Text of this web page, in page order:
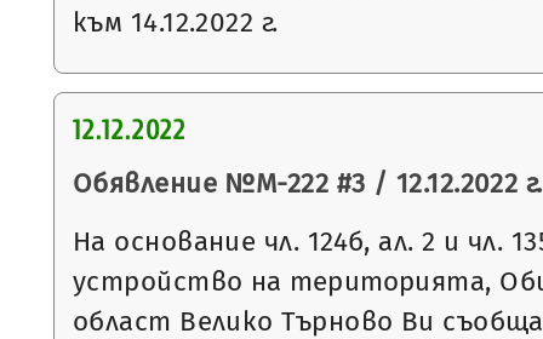
към 14.12.2022 г.
12.12.2022
Обявление №М-222 #3 / 12.12.2022 г.
На основание чл. 124б, ал. 2 и чл.
устройство на територията,
област Велико Търново Ви